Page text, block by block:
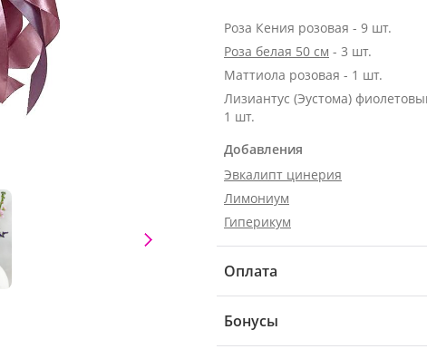
Роза Кения розовая - 9 шт.
Роза белая 50 см - 3 шт.
Маттиола розовая - 1 шт.
Лизиантус (Эустома)
1 шт.
Добавления
Эвкалипт цинерия
Лимониум
Гиперикум
Оплата
Бонусы